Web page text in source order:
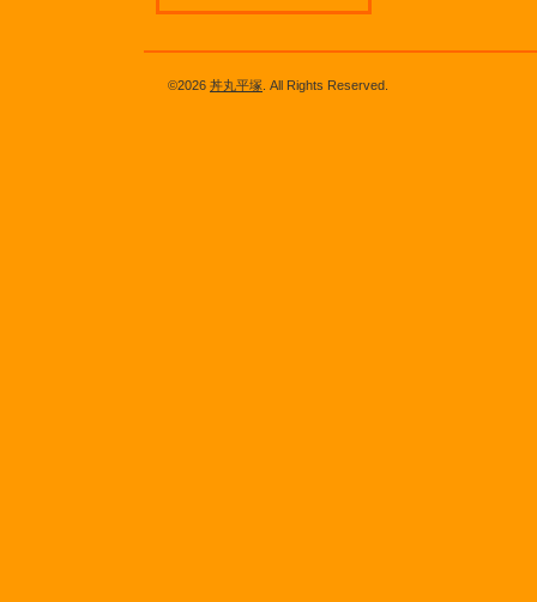
©2026 丼丸平塚 . All Rights Reserved.